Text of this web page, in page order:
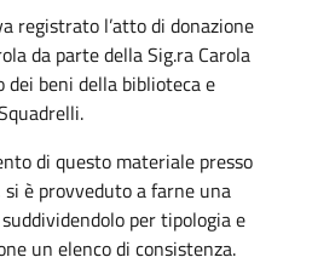
registrato l’atto di donazione
da parte della Sig.ra Carola
dei beni della biblioteca e
di questo materiale presso
è provveduto a farne una
per tipologia e
un elenco di consistenza.